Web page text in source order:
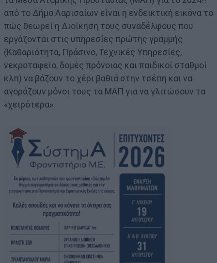
από το Δήμο Λαρισαίων είναι η ενδεικτική εικόνα το
πώς θεωρεί η Διοίκηση τους συναδέλφους που
εργάζονται στις υπηρεσίες πρώτης γραμμής
(Καθαριότητα, Πράσινο, Τεχνικές Υπηρεσίες,
νεκροταφείο, δομές πρόνοιας και παιδικοί σταθμοί
κλπ) να βάζουν το χέρι βαθιά στην τσέπη και να
αγοράζουν μόνοι τους τα ΜΑΠ για να γλιτώσουν τα
«χειρότερα».